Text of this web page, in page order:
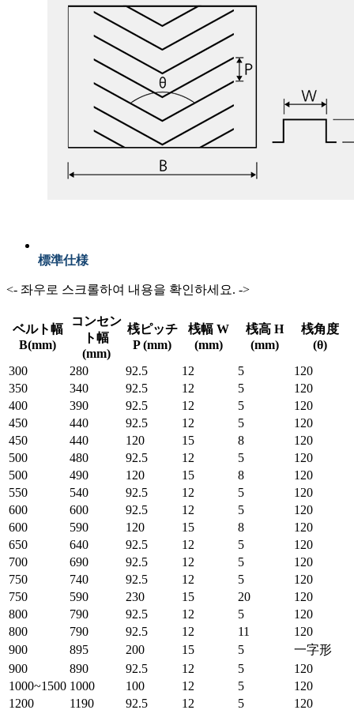
標準仕様
<- 좌우로 스크롤하여 내용을 확인하세요. ->
ベルト幅
B(mm)
コンセン
ト幅
(mm)
桟ピッチ
P (mm)
桟幅 W
(mm)
桟高 H
(mm)
桟角度
(θ)
300
280 92.5 12 5
120
350
340 92.5 12 5
120
400
390 92.5 12 5
120
450
440 92.5 12 5
120
450
440 120 15 8
120
500
480 92.5 12 5
120
500
490 120 15 8
120
550
540 92.5 12 5
120
600
600 92.5 12 5
120
600
590 120 15 8
120
650
640 92.5 12 5
120
700
690 92.5 12 5
120
750
740 92.5 12 5
120
750
590 230 15 20
120
800
790 92.5 12 5
120
800
790 92.5 12 11
120
900
895 200 15 5
一字形
900
890 92.5 12 5
120
1000~1500 1000 100 12 5
120
1200
1190 92.5 12 5
120